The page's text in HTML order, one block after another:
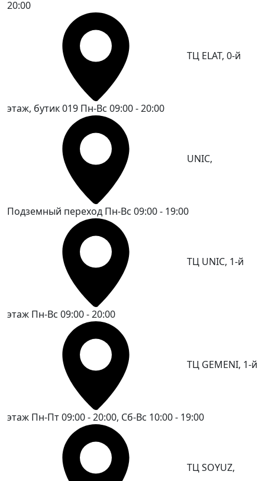
20:00
ТЦ ELAT, 0-й
этаж, бутик 019 Пн-Вс 09:00 - 20:00
UNIC,
Подземный переход Пн-Вс 09:00 - 19:00
ТЦ UNIC, 1-й
этаж Пн-Вс 09:00 - 20:00
ТЦ GEMENI, 1-й
этаж Пн-Пт 09:00 - 20:00, Сб-Вс 10:00 - 19:00
ТЦ SOYUZ,